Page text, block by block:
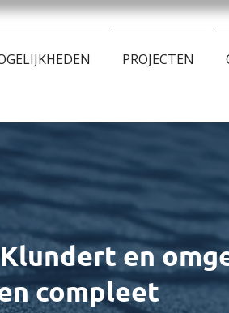
PROJECTEN
en
compleet